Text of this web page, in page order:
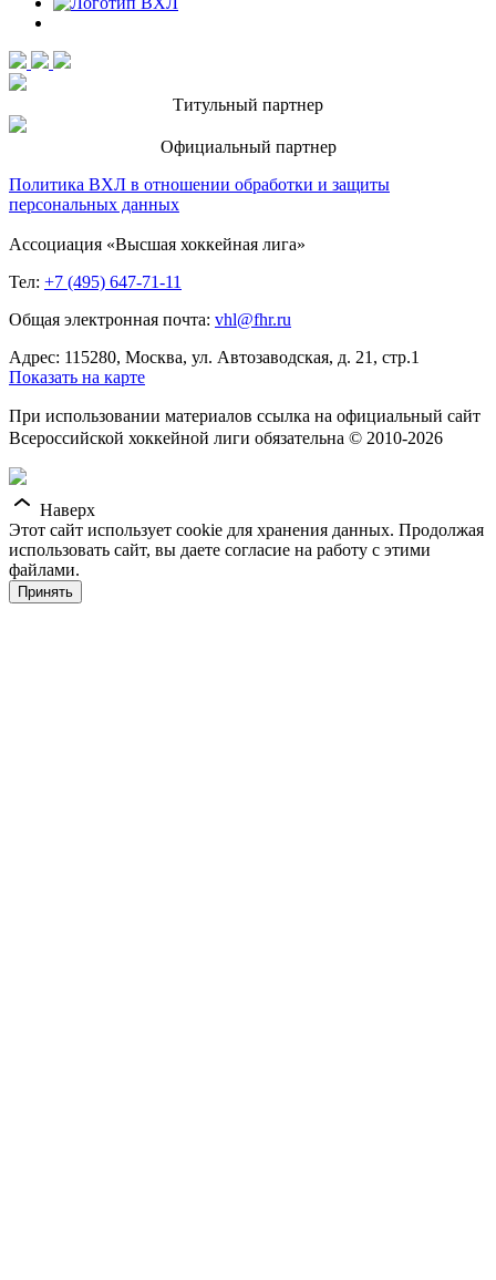
Титульный партнер
Официальный партнер
Политика ВХЛ в отношении обработки и защиты
персональных данных
Ассоциация «Высшая хоккейная лига»
Тел: +7 (495) 647-71-11
Общая электронная почта: vhl@fhr.ru
Адрес: 115280, Москва, ул. Автозаводская, д. 21, стр.1
Показать на карте
При использовании материалов ссылка на официальный сайт
Всероссийской хоккейной лиги обязательна © 2010-2026
Наверх
Этот сайт использует cookie для хранения данных. Продолжая
использовать сайт, вы даете согласие на работу с этими
файлами.
Принять